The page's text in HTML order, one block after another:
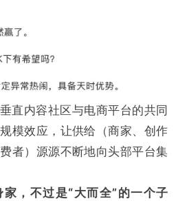
直内容社区与电商平台的共同
模效应，让供给（商家、创作
者）源源不断地向头部平台集
家，不过是“大而全”的一个子